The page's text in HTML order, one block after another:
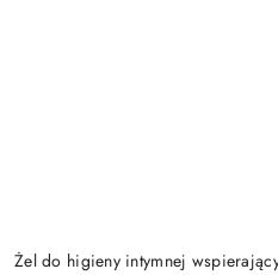
Żel do higieny intymnej